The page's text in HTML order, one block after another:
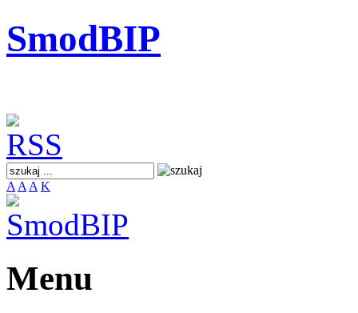
SmodBIP
A A A K
Menu